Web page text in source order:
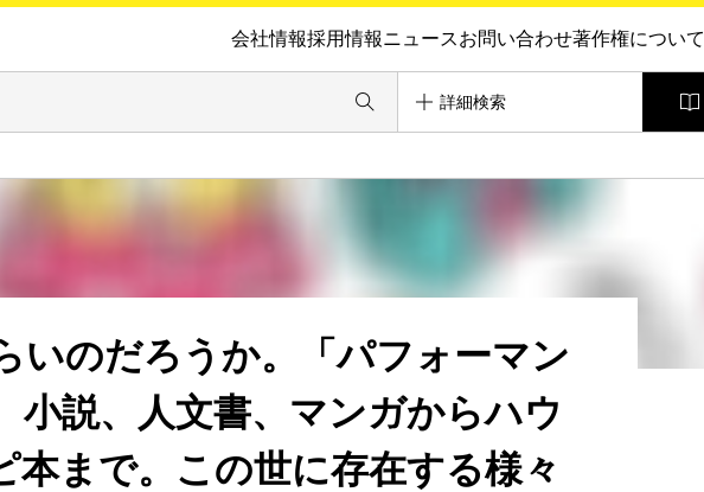
会社情報採用情報ニュースお問い合わせ著作権について
詳細検索
いのだろうか。「パフォーマン
小説、人文書、マンガからハウ
本まで。この世に存在する様々